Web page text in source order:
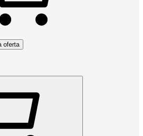
oferta